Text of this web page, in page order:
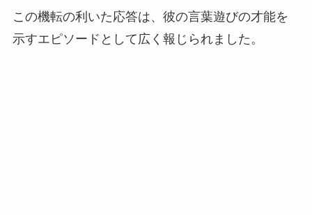
この機転の利いた応答は、彼の言葉遊びの才能を
示すエピソードとして広く報じられました。